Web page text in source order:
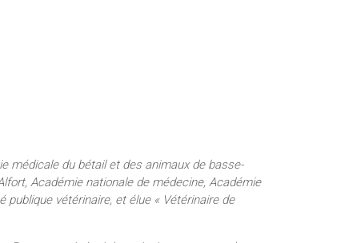
médicale du bétail et des animaux de basse-
Académie nationale de médecine, Académie
publique vétérinaire, et élue « Vétérinaire de